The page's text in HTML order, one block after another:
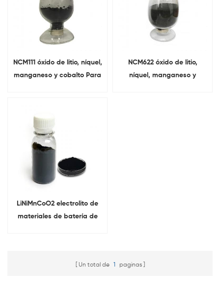
NCM111 óxido de litio, níquel,
manganeso y cobalto Para
NCM622 óxido de litio,
níquel, manganeso y
LiNiMnCoO2 electrolito de
materiales de batería de
Un total de 1 paginas